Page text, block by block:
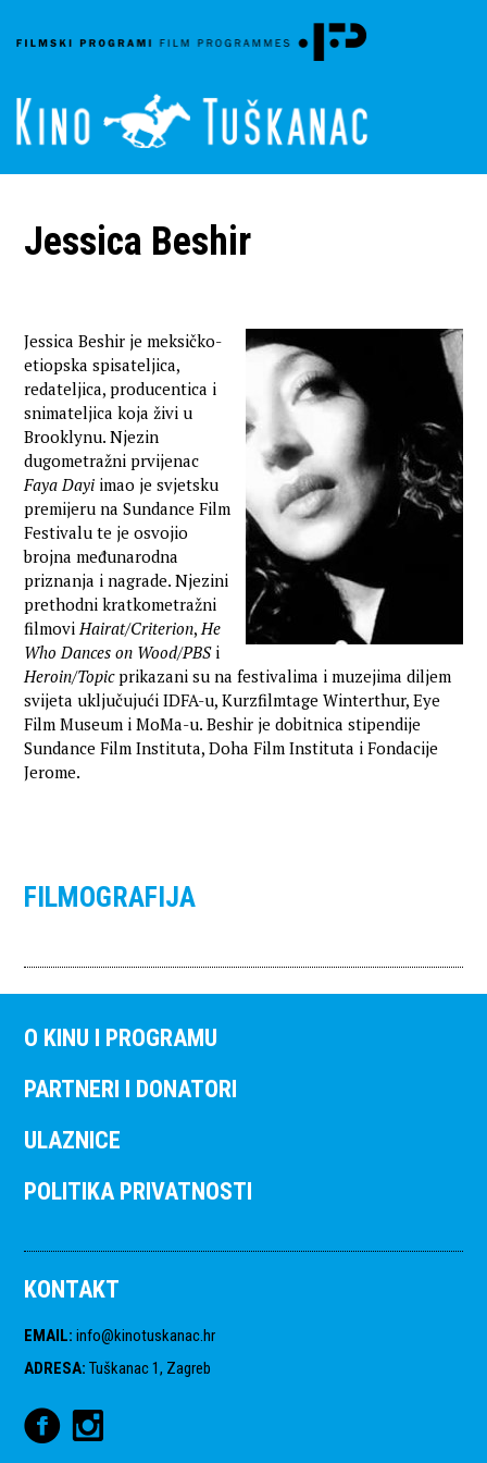
Jessica Beshir
Jessica Beshir je meksičko-
etiopska spisateljica,
redateljica, producentica i
snimateljica koja živi u
Brooklynu. Njezin
dugometražni prvijenac
Faya Dayi imao je svjetsku
premijeru na Sundance Film
Festivalu te je osvojio
brojna međunarodna
priznanja i nagrade. Njezini
prethodni kratkometražni
filmoviHairat/Criterion,He
Who Dances on Wood/PBSi
Heroin/Topicprikazani su na festivalima i muzejima diljem
svijeta uključujući IDFA-u, Kurzfilmtage Winterthur, Eye
Film Museum i MoMa-u. Beshir je dobitnica stipendije
Sundance Film Instituta, Doha Film Instituta i Fondacije
Jerome.
FILMOGRAFIJA
O KINU I PROGRAMU
PARTNERI I DONATORI
ULAZNICE
POLITIKA PRIVATNOSTI
KONTAKT
EMAIL: info@kinotuskanac.hr
ADRESA: Tuškanac 1, Zagreb